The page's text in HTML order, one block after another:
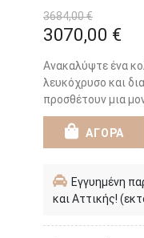
3684,00 €
3070,00 €
Ανακαλύψτε ένα
λευκόχρυσο και
προσθέτουν μια
ΑΓΟΡΑ
Εγγυημένη
και Αττικής!